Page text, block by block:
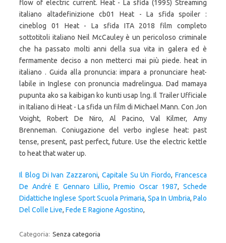
flow of electric current. Heat - La sfida (1995) Streaming
italiano altadefinizione cb01 Heat - La sfida spoiler :
cineblog 01 Heat - La sfida ITA 2018 film completo
sottotitoli italiano Neil McCauley è un pericoloso criminale
che ha passato molti anni della sua vita in galera ed è
fermamente deciso a non metterci mai più piede. heat in
italiano . Guida alla pronuncia: impara a pronunciare heat-
labile in Inglese con pronuncia madrelingua. Dad mamaya
pupunta ako sa kaibigan ko kunti usap lng. Il Trailer Ufficiale
in Italiano di Heat - La sfida un film di Michael Mann. Con Jon
Voight, Robert De Niro, Al Pacino, Val Kilmer, Amy
Brenneman. Coniugazione del verbo inglese heat: past
tense, present, past perfect, future. Use the electric kettle
to heat that water up.
Il Blog Di Ivan Zazzaroni, Capitale Su Un Fiordo,Francesca
De André E Gennaro Lillio,Premio Oscar 1987, Schede
Didattiche Inglese Sport Scuola Primaria, Spa In Umbria, Palo
Del Colle Live, Fede E Ragione Agostino,
Categoria: Senza categoria